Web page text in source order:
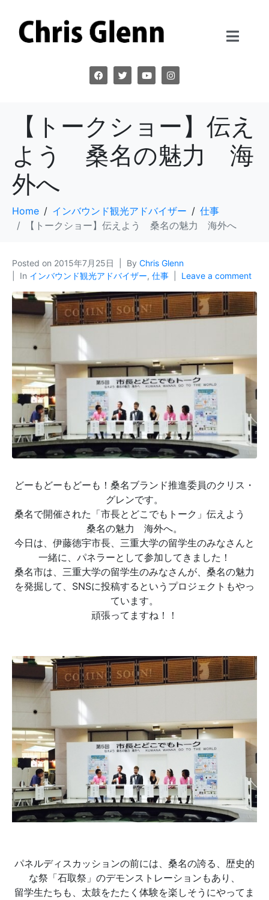
【トークショー】伝え
よう 桑名の魅力 海
外へ
Home インバウンド観光アドバイザー
仕事
【トークショー】伝えよう 桑名の魅力 海外へ
Posted on 2015年7月25日 By Chris Glenn
In インバウンド観光アドバイザー, 仕事 Leave a comment
どーもどーもどーも！桑名ブランド推進委員のクリス・
グレンです。
桑名で開催された「市長とどこでもトーク」伝えよう
桑名の魅力 海外へ。
今日は、伊藤徳宇市長、三重大学の留学生のみなさんと
一緒に、パネラーとして参加してきました！
桑名市は、三重大学の留学生のみなさんが、桑名の魅力
を発掘して、SNSに投稿するというプロジェクトもやっ
ています。
頑張ってますね！！
パネルディスカッションの前には、桑名の誇る、歴史的
な祭「石取祭」のデモンストレーションもあり、
留学生たちも、太鼓をたたく体験を楽しそうにやってま